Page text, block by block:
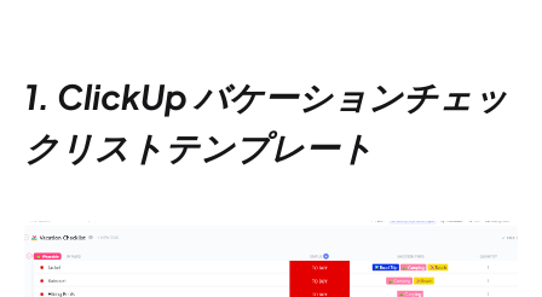
1. ClickUp バケーションチェッ
クリストテンプレート